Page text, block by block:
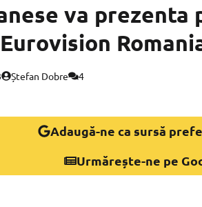
va prezenta
Ștefan Dobre 4
Adaugă-ne ca sursă
Urmărește-ne pe